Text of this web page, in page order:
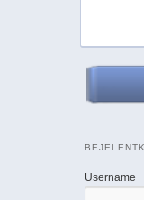
Username